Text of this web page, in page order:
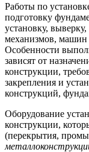
Работы по
подготовку
установку,
механизмов, машин
Особенности
зависят от
конструкции,
закрепления и
конструкций,
Оборудование
конструкции,
(перекрытия,